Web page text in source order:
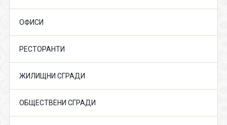
ОФИСИ
РЕСТОРАНТИ
ЖИЛИЩНИ СГРАДИ
ОБЩЕСТВЕНИ СГРАДИ